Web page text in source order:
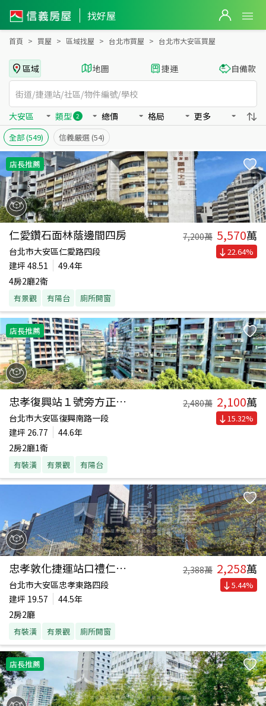
找好屋
台北市大安區買房：辦公、大樓房屋物件出售、房價分析
首頁 買屋 區域找屋 台北市買屋 台北市大安區買屋
區域 地圖 捷運 自備款
大安區 類型 2 總價 格局 更多
全部(549) 信義嚴選 (54)
店長推薦
仁愛鑽石面林蔭邊間四房 7,200萬 5,570萬
台北市大安區仁愛路四段
建坪 48.51
49.4年
4房2廳2衛
有景觀 有陽台 廁所開窗
22.64%
店長推薦
忠孝復興站１號旁方正兩房 2,480萬 2,100萬
台北市大安區復興南路一段
建坪 26.77
44.6年
2房2廳1衛
有裝潢 有景觀 有陽台
15.32%
忠孝敦化捷運站口禮仁純辦 2,388萬 2,258萬
台北市大安區忠孝東路四段
建坪 19.57
44.5年
2房2廳
有裝潢 有景觀 廁所開窗
5.44%
店長推薦